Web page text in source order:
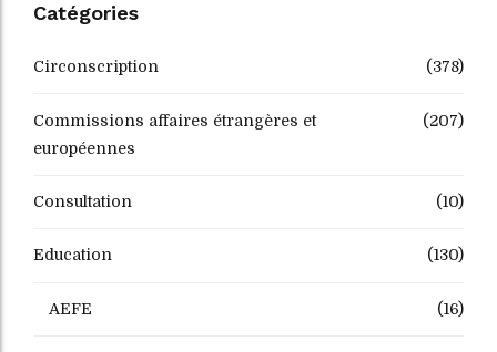
Catégories
Circonscription (378)
Commissions affaires étrangères et
européennes
(207)
Consultation (10)
Education (130)
AEFE (16)